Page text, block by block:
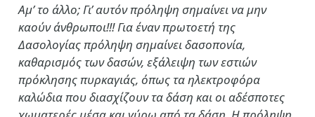
Αμ’ το άλλο; Γι’ αυτόν πρόληψη σημαίνει να μην
καούν άνθρωποι!!! Για έναν πρωτοετή της
Δασολογίας πρόληψη σημαίνει δασοπονία,
καθαρισμός των δασών, εξάλειψη των εστιών
πρόκλησης πυρκαγιάς, όπως τα ηλεκτροφόρα
καλώδια που διασχίζουν τα δάση και οι αδέσποτες